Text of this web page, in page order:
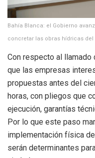
Bahía Blanca: el Gobierno
concretar las obras hídricas del
Con respecto al
que las empresas
propuestas antes del
horas, con pliegos que
ejecución, garantías
Por lo que este paso
implementación física
serán determinantes